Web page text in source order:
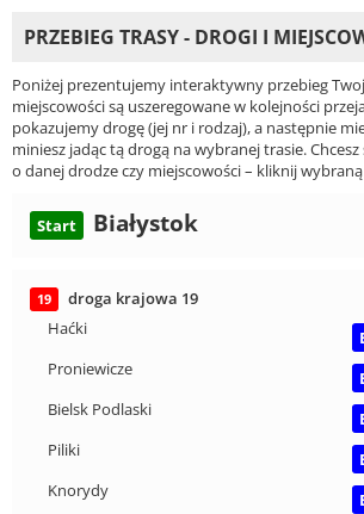
PRZEBIEG TRASY - DROGI I
Poniżej prezentujemy interaktywny przebieg
miejscowości są uszeregowane w kolejności
pokazujemy drogę (jej nr i rodzaj), a następnie
miniesz jadąc tą drogą na wybranej trasie.
o danej drodze czy miejscowości – kliknij
Start Białystok
19
droga krajowa 19
Haćki
Proniewicze
Bielsk Podlaski
Piliki
Knorydy